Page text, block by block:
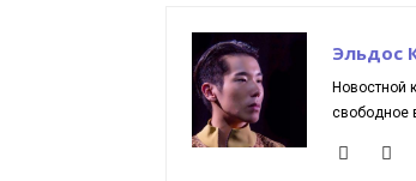
Эльдос
Новостной
свободное